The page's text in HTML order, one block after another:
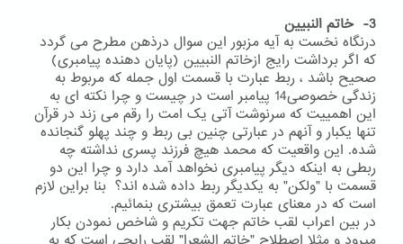
3- خاتم النبیین
درنگاه نخست به آیه مزبور این سوال درذهن مطرح می گردد
که اگر برداشت رایج ازخاتم النبیین (پایان دهنده پیامبری)
صحیح باشد ، ربط عبارت با قسمت اول جمله که مربوط به
زندگی خصوصی14 پیامبر است در چیست و چرا نکته ای به
این اهمییت که سرنوشت آتی یک امت را رقم می زند در قرآن
تنها یکبار و آنهم در عبارتی چنین بی ربط و چند پهلو گنجانده
شده. این واقعیت که محمد هیچ فرزند پسری نداشته چه
ربطی به اینکه دیگر پیامبری نخواهد آمد دارد و چرا این دو
قسمت با "ولکن" به یکدیگر ربط داده شده اند؟ بنا براین لازم
است که در معنای عبارت تعمق بیشتری بنمائیم.
در بین اعراب لقب خاتم جهت تکریم و شاخص نمودن بکار